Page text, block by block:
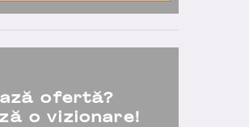
ofertă?
o vizionare!